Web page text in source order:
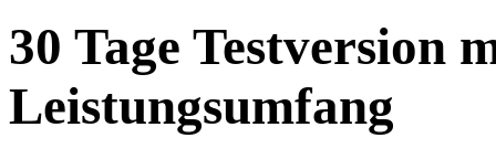
30 Tage Testversion
Leistungsumfang